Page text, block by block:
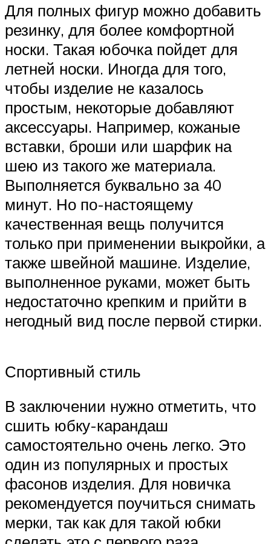
Для полных фигур можно добавить
резинку, для более комфортной
носки. Такая юбочка пойдет для
летней носки. Иногда для того,
чтобы изделие не казалось
простым, некоторые добавляют
аксессуары. Например, кожаные
вставки, броши или шарфик на
шею из такого же материала.
Выполняется буквально за 40
минут. Но по-настоящему
качественная вещь получится
только при применении выкройки, а
также швейной машине. Изделие,
выполненное руками, может быть
недостаточно крепким и прийти в
негодный вид после первой стирки.
Спортивный стиль
В заключении нужно отметить, что
сшить юбку-карандаш
самостоятельно очень легко. Это
один из популярных и простых
фасонов изделия. Для новичка
рекомендуется поучиться снимать
мерки, так как для такой юбки